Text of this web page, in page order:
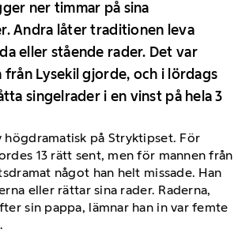
ner timmar på sina
Andra låter traditionen leva
eller stående rader. Det var
från Lysekil gjorde, och i lördags
singelrader i en vinst på hela 3
högdramatisk på Stryktipset. För
13 rätt sent, men för mannen från
något han helt missade. Han
eller rättar sina rader. Raderna,
sin pappa, lämnar han in var femte